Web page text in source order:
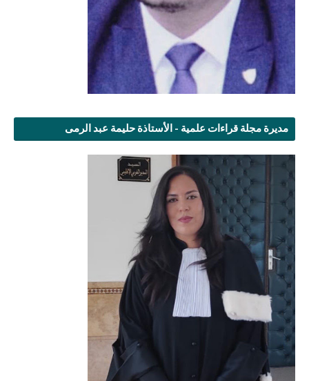
مديرة مجلة قراءات علمية - الأستاذة حليمة عبد الرمى